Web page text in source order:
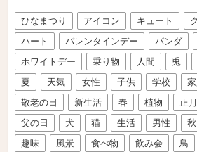
ひなまつり アイコン キュート
ハート
バレンタインデー パンダ
ホワイトデー
乗り物 人間 兎
夏
天気 女性 子供 学校
敬老の日
新生活 春 植物 正月
父の日
犬 猫 生活 男性 秋
趣味
風景 食べ物 飲み会 鳥